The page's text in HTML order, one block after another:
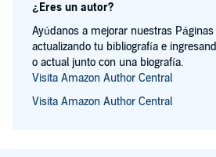
¿Eres un autor?
Ayúdanos a mejorar nuestras
actualizando tu bibliografía e
o actual junto con una biografía.
Visita Amazon Author Central
Visita Amazon Author Central